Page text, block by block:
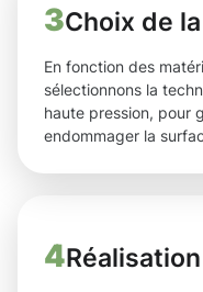
3Choix de
En fonction des
sélectionnons la
haute pression, pour
endommager la
4